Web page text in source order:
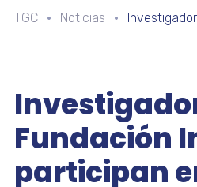
TGC Noticias Investigadores de Fundación Inzit
Fundación
participan